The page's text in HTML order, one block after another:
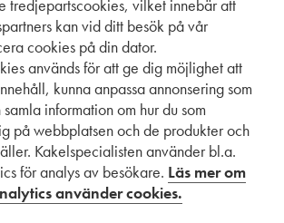
tredjepartscookies, vilket innebär att
kan vid ditt besök på vår
cookies på din dator.
används för att ge dig möjlighet att
kunna anpassa annonsering som
information om hur du som
på webbplatsen och de produkter och
Kakelspecialisten använder bl.a.
för analys av besökare. Läs mer om
använder cookies.